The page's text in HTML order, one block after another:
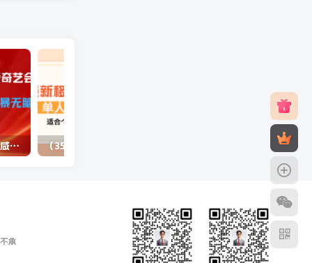
（10784期）最新蓝海项目咸鱼零成本卖爱奇艺会员小白有手就行 无脑操作轻松日入三位数
承